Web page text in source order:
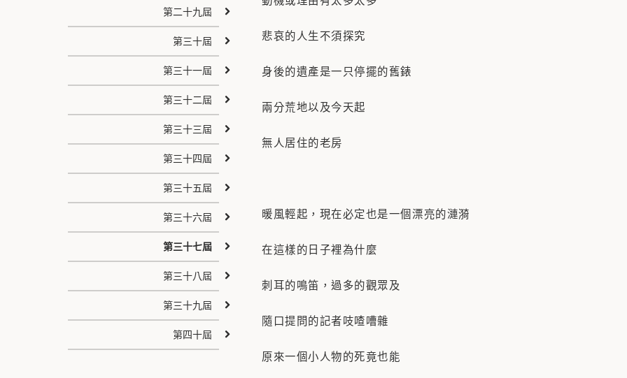
悲哀的人生不須探究
身後的遺產是一只停擺的舊錶
兩分荒地以及今天起
無人居住的老房
暖風輕起，現在必定也是一個漂亮的漣漪
在這樣的日子裡為什麼
刺耳的鳴笛，過多的觀眾及
隨口提問的記者吱喳嘈雜
原來一個小人物的死竟也能
第二十九屆
第三十屆
第三十一屆
第三十二屆
第三十三屆
第三十四屆
第三十五屆
第三十六屆
第三十七屆
第三十八屆
第三十九屆
第四十屆